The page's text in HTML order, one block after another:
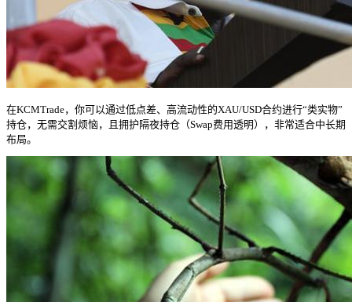
在KCMTrade，你可以通过低点差、高流动性的XAU/USD合约进行“类实物”
持仓，无需交割烦恼，且拥护隔夜持仓（Swap费用透明），非常适合中长期
布局。